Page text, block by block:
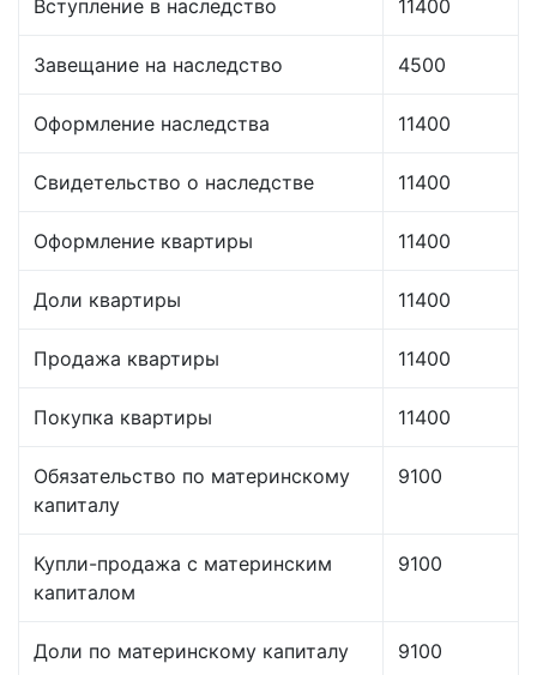
Вступление в наследство 11400
Завещание на наследство 4500
Оформление наследства 11400
Свидетельство о наследстве 11400
Оформление квартиры 11400
Доли квартиры 11400
Продажа квартиры 11400
Покупка квартиры 11400
Обязательство по материнскому
капиталу
9100
Купли-продажа с материнским
капиталом
9100
Доли по материнскому капиталу 9100